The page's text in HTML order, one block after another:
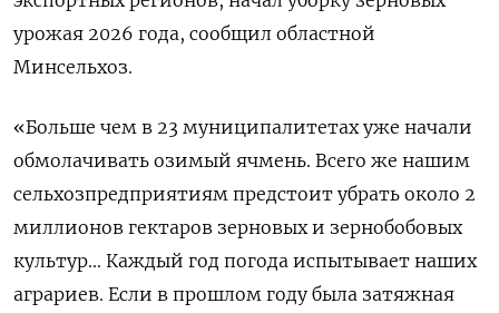
урожая 2026 года, сообщил областной
Минсельхоз.
«Больше чем в 23 муниципалитетах уже ​начали
обмолачивать озимый ​ячмень. ​Всего же нашим
⁠сельхозпредприятиям предстоит убрать около ‌2
миллионов гектаров ‌зерновых и зернобобовых
культур... Каждый год погода испытывает ​наших
аграриев. Если в прошлом ‌году была затяжная